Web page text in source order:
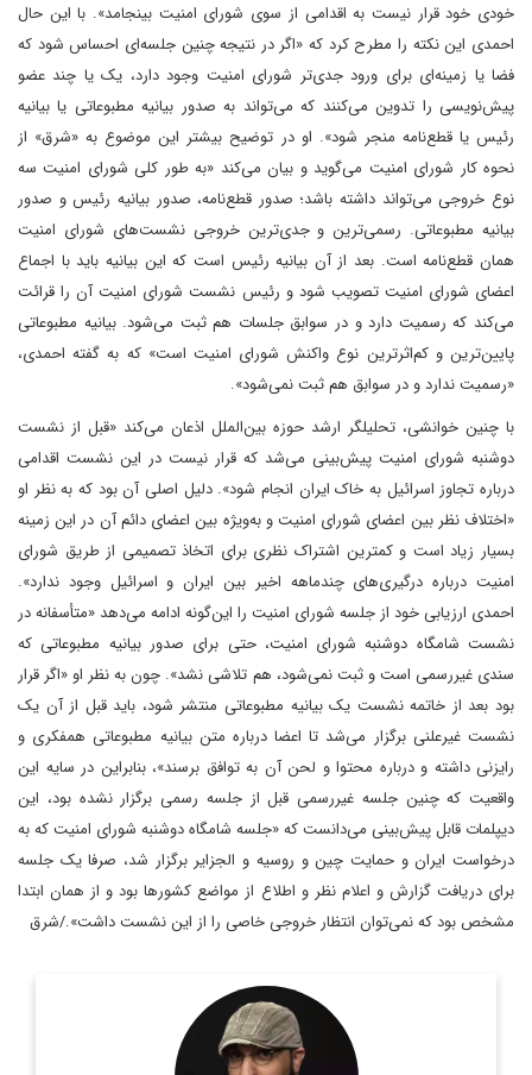
خودی خود قرار نیست به اقدامی از سوی شورای امنیت بینجامد». با این حال
احمدی این نکته را مطرح کرد که «اگر در نتیجه چنین جلسه‌ای احساس شود که
فضا یا زمینه‌ای برای ورود جدی‌تر شورای امنیت وجود دارد، یک یا چند عضو
پیش‌نویسی را تدوین می‌کنند که می‌تواند به صدور بیانیه مطبوعاتی یا بیانیه
رئیس یا قطع‌نامه منجر شود». او در توضیح بیشتر این موضوع به «شرق» از
نحوه کار شورای امنیت می‌گوید و بیان می‌کند «به طور کلی شورای امنیت سه
نوع خروجی می‌تواند داشته باشد؛ صدور قطع‌نامه، صدور بیانیه رئیس و صدور
بیانیه مطبوعاتی. رسمی‌ترین و جدی‌ترین خروجی نشست‌های شورای امنیت
همان قطع‌نامه است. بعد از آن بیانیه رئیس است که این بیانیه باید با اجماع
اعضای شورای امنیت تصویب شود و رئیس نشست شورای امنیت آن را قرائت
می‌کند که رسمیت دارد و در سوابق جلسات هم ثبت می‌شود. بیانیه مطبوعاتی
پایین‌ترین و کم‌اثرترین نوع واکنش شورای امنیت است» که به گفته احمدی،
«رسمیت ندارد و در سوابق هم ثبت نمی‌شود».
با چنین خوانشی، تحلیلگر ارشد حوزه بین‌الملل اذعان می‌کند «قبل از نشست
دوشنبه شورای امنیت پیش‌بینی می‌شد که قرار نیست در این نشست اقدامی
درباره تجاوز اسرائیل به خاک ایران انجام شود». دلیل اصلی آن بود که به نظر او
«اختلاف نظر بین اعضای شورای امنیت و به‌ویژه بین اعضای دائم آن در این زمینه
بسیار زیاد است و کمترین اشتراک نظری برای اتخاذ تصمیمی از طریق شورای
امنیت درباره درگیری‌های چندماهه اخیر بین ایران و اسرائیل وجود ندارد».
احمدی ارزیابی خود از جلسه شورای امنیت را این‌گونه ادامه می‌دهد «متأسفانه در
نشست شامگاه دو‌شنبه شورای امنیت، حتی برای صدور بیانیه مطبوعاتی که
سندی غیررسمی است و ثبت نمی‌شود، هم تلاشی نشد». چون به نظر او «اگر قرار
بود بعد از خاتمه نشست یک بیانیه مطبوعاتی منتشر شود، باید قبل از آن یک
نشست غیرعلنی برگزار می‌شد تا اعضا درباره متن بیانیه مطبوعاتی همفکری و
رایزنی داشته و درباره محتوا و لحن آن به توافق برسند»، بنابراین در سایه این
واقعیت که چنین جلسه غیررسمی قبل از جلسه رسمی برگزار نشده بود، این
دیپلمات قابل پیش‌بینی می‌دانست که «جلسه شامگاه دوشنبه شورای امنیت که به
درخواست ایران و حمایت چین و روسیه و الجزایر برگزار شد، صرفا یک جلسه
برای دریافت گزارش و اعلام نظر و اطلاع از مواضع کشورها بود و از همان ابتدا
مشخص بود که نمی‌توان انتظار خروجی خاصی را از این نشست داشت»./شرق
روزنامه نگار و کارشناس ارشد روزنامه نگاری سیاسی و عضو
تحریریه دیپلماسی ایرانی.